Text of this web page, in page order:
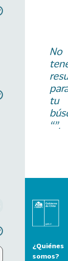
No
tu
“”.
¿Quiénes
somos?